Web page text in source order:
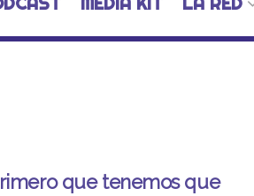
que tenemos que